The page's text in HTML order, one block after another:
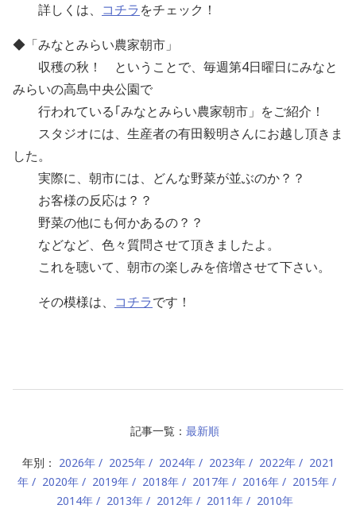
詳しくは、 コチラをチェック！
◆「みなとみらい農家朝市」
収穫の秋！ ということで、毎週第4日曜日にみなと
みらいの高島中央公園で
行われている｢みなとみらい農家朝市」をご紹介！
スタジオには、生産者の有田毅明さんにお越し頂きま
した。
実際に、朝市には、どんな野菜が並ぶのか？？
お客様の反応は？？
野菜の他にも何かあるの？？
などなど、色々質問させて頂きましたよ。
これを聴いて、朝市の楽しみを倍増させて下さい。
その模様は、 コチラです！
記事一覧： 最新順
年別： 2026年 2025年 2024年 2023年 2022年
2021
年
2020年 2019年 2018年 2017年 2016年
2015年
2014年
2013年 2012年 2011年 2010年